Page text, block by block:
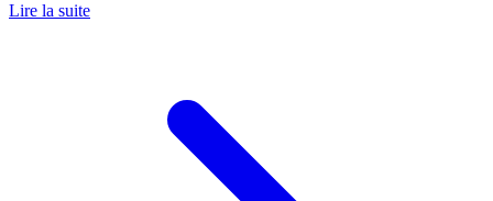
Lire la suite